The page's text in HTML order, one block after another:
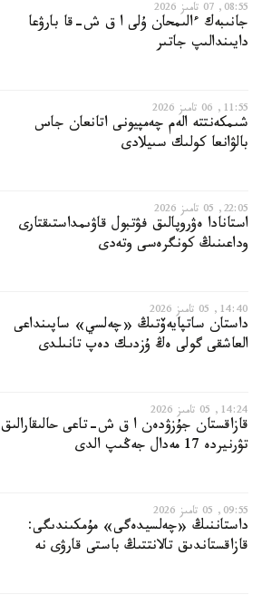
08:55, 07 تامىز 2026
جانىبەك ءالىمحان ۇلى ا ق ش-قا بارۋعا
دايىندالىپ جاتىر
11:55, 06 تامىز 2026
شىمكەنتتە الەم چەمپيونى اتانعان جاس
بالۋانعا كولىك سىيلادى
22:05, 05 تامىز 2026
استانادا ەۋروپالىق فۋتبول قاۋىمداستىقتارى
وداعىنىڭ كونگرەسى وتەدى
14:40, 05 تامىز 2026
داستان ساتپايەۆتىڭ «چەلسي» ساپىنداعى
العاشقى گولى ەڭ ۇزدىك دەپ تانىلدى
14:24, 05 تامىز 2026
قازاقستان جۇزۋدەن ا ق ش-تاعى حالىقارالىق
تۋرنيردە 17 مەدال جەڭىپ الدى
09:55, 05 تامىز 2026
داستاننىڭ «چەلسيدەگى» مۇمكىندىگى:
قازاقستاندىق تالانتتىڭ باستى قارۋى نە